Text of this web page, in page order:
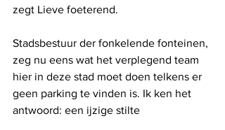
zegt Lieve foeterend.
Stadsbestuur der fonkelende fonteinen,
zeg nu eens wat het verplegend team
hier in deze stad moet doen telkens er
geen parking te vinden is. Ik ken het
antwoord: een ijzige stilte